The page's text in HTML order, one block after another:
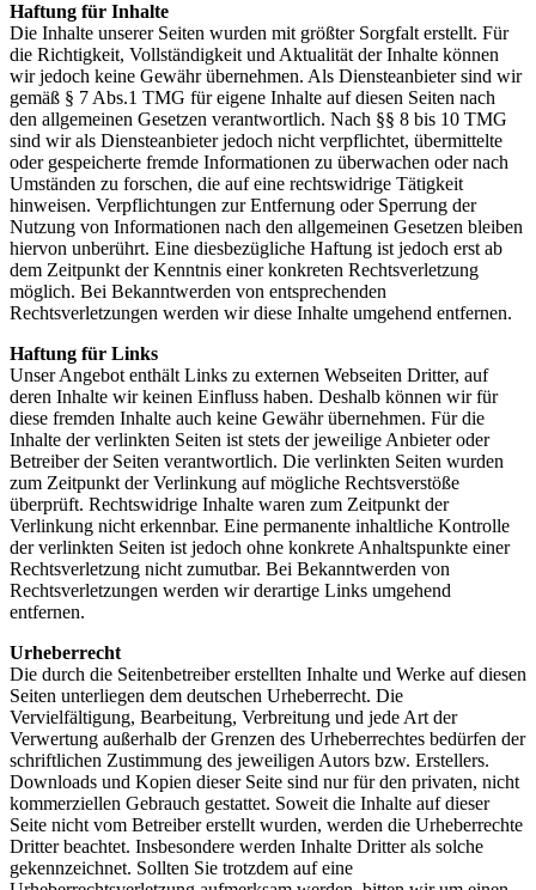
Haftung für Inhalte
Die Inhalte unserer Seiten wurden mit größter Sorgfalt erstellt. Für
die Richtigkeit, Vollständigkeit und Aktualität der Inhalte können
wir jedoch keine Gewähr übernehmen. Als Diensteanbieter sind wir
gemäß § 7 Abs.1 TMG für eigene Inhalte auf diesen Seiten nach
den allgemeinen Gesetzen verantwortlich. Nach §§ 8 bis 10 TMG
sind wir als Diensteanbieter jedoch nicht verpflichtet, übermittelte
oder gespeicherte fremde Informationen zu überwachen oder nach
Umständen zu forschen, die auf eine rechtswidrige Tätigkeit
hinweisen. Verpflichtungen zur Entfernung oder Sperrung der
Nutzung von Informationen nach den allgemeinen Gesetzen bleiben
hiervon unberührt. Eine diesbezügliche Haftung ist jedoch erst ab
dem Zeitpunkt der Kenntnis einer konkreten Rechtsverletzung
möglich. Bei Bekanntwerden von entsprechenden
Rechtsverletzungen werden wir diese Inhalte umgehend entfernen.
Haftung für Links
Unser Angebot enthält Links zu externen Webseiten Dritter, auf
deren Inhalte wir keinen Einfluss haben. Deshalb können wir für
diese fremden Inhalte auch keine Gewähr übernehmen. Für die
Inhalte der verlinkten Seiten ist stets der jeweilige Anbieter oder
Betreiber der Seiten verantwortlich. Die verlinkten Seiten wurden
zum Zeitpunkt der Verlinkung auf mögliche Rechtsverstöße
überprüft. Rechtswidrige Inhalte waren zum Zeitpunkt der
Verlinkung nicht erkennbar. Eine permanente inhaltliche Kontrolle
der verlinkten Seiten ist jedoch ohne konkrete Anhaltspunkte einer
Rechtsverletzung nicht zumutbar. Bei Bekanntwerden von
Rechtsverletzungen werden wir derartige Links umgehend
entfernen.
Urheberrecht
Die durch die Seitenbetreiber erstellten Inhalte und Werke auf diesen
Seiten unterliegen dem deutschen Urheberrecht. Die
Vervielfältigung, Bearbeitung, Verbreitung und jede Art der
Verwertung außerhalb der Grenzen des Urheberrechtes bedürfen der
schriftlichen Zustimmung des jeweiligen Autors bzw. Erstellers.
Downloads und Kopien dieser Seite sind nur für den privaten, nicht
kommerziellen Gebrauch gestattet. Soweit die Inhalte auf dieser
Seite nicht vom Betreiber erstellt wurden, werden die Urheberrechte
Dritter beachtet. Insbesondere werden Inhalte Dritter als solche
gekennzeichnet. Sollten Sie trotzdem auf eine